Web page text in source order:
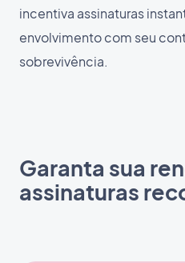
incentiva assinaturas
envolvimento com seu
sobrevivência.
Garanta sua
assinaturas